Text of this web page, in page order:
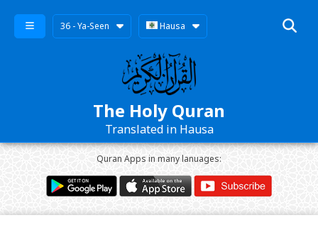
36 - Ya-Seen Hausa
The Holy Quran
Translated in Hausa
Quran Apps in many lanuages: